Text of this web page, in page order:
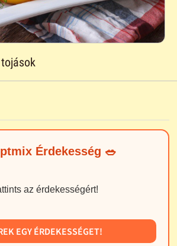
Érdekesség 🥗
az érdekességért!
EGY ÉRDEKESSÉGET!